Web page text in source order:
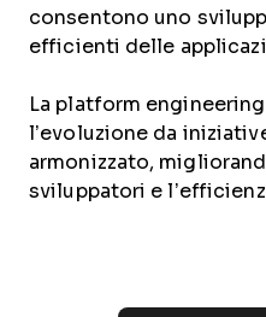
consentono uno
efficienti delle
La platform
l’evoluzione da
armonizzato,
sviluppatori e